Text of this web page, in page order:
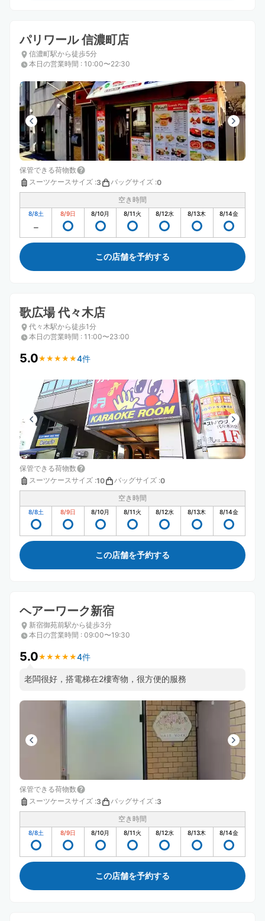
パリワール 信濃町店
信濃町駅から徒歩5分
本日の営業時間 : 10:00〜22:30
保管できる荷物数
スーツケースサイズ :3 バッグサイズ :0
空き時間
8/8土 8/9日 8/10月 8/11火 8/12水 8/13木 8/14金
この店舗を予約する
歌広場 代々木店
代々木駅から徒歩1分
本日の営業時間 : 11:00〜23:00
5.0★ ★ ★ ★ ★
★ ★ ★ ★ ★4件
保管できる荷物数
スーツケースサイズ :10 バッグサイズ :0
空き時間
8/8土 8/9日 8/10月 8/11火 8/12水 8/13木 8/14金
この店舗を予約する
ヘアーワーク新宿
新宿御苑前駅から徒歩3分
本日の営業時間 : 09:00〜19:30
5.0★ ★ ★ ★ ★
★ ★ ★ ★ ★4件
老闆很好，搭電梯在2樓寄物，很方便的服務
保管できる荷物数
スーツケースサイズ :3 バッグサイズ :3
空き時間
8/8土 8/9日 8/10月 8/11火 8/12水 8/13木 8/14金
この店舗を予約する